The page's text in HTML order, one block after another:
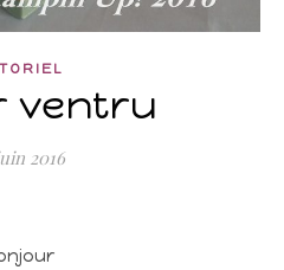
ventru
2016